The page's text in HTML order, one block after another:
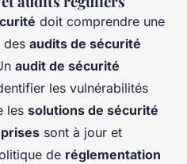
doit comprendre une
des audits de sécurité
audit de sécurité
les vulnérabilités
les solutions de sécurité
sont à jour et
de réglementation